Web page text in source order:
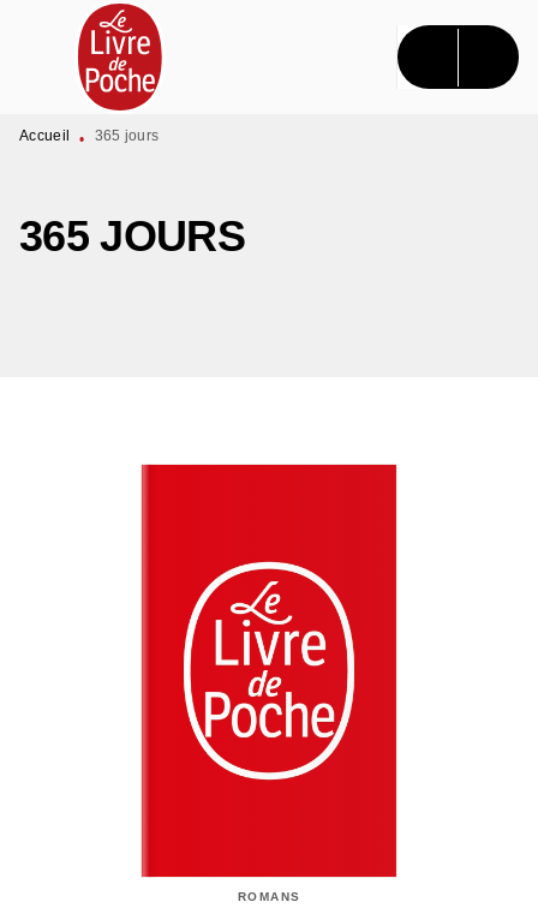
MENU RECHERCHE CONTENU
PIED DE PAGE
Accueil • 365 jours
365 JOURS
ROMANS